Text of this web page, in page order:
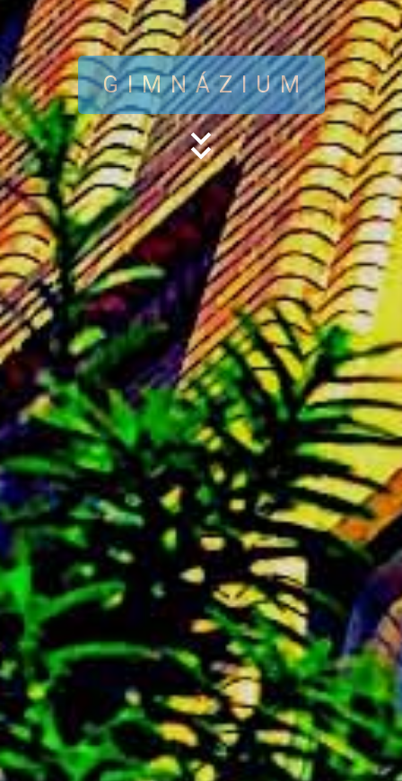
GIMNÁZIUM